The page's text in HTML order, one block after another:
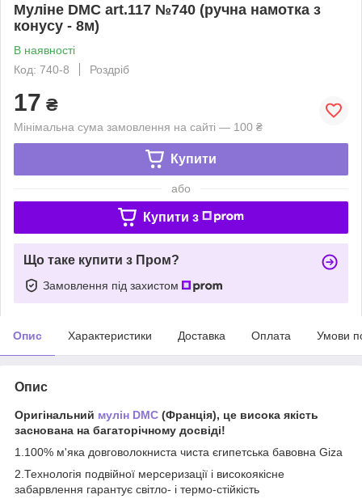
Муліне DMC art.117 №740 (ручна намотка з
конусу - 8м)
В наявності
Код: 740-8
Роздріб
17 ₴
Мінімальна сума замовлення на сайті — 100 ₴
Купити
або
Купити з
Що таке купити з Пром?
Замовлення під захистом
Опис Характеристики Доставка Оплата Умови
Опис
Оригінальний мулін DMC (Франція), це висока якість
заснована на багаторічному досвіді!
1.100% м'яка довговолокниста чиста єгипетська бавовна Giza
2.Технологія подвійної мерсеризації і високоякісне
забарвлення гарантує світло- і термо-стійкість